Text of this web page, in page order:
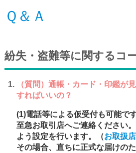
便利なサービ
手数料一覧
保険商品
Ｑ＆Ａ
紛失・盗難等に関するコ
（質問）通帳・カード・印鑑が
すればいいの？
(1)電話等による仮受付も可能です
至急お取引店へご連絡ください
よう設定を行います。（お取扱
その場合、直ちに正式な届けの